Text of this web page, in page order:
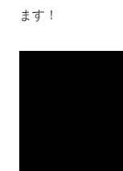
ます！